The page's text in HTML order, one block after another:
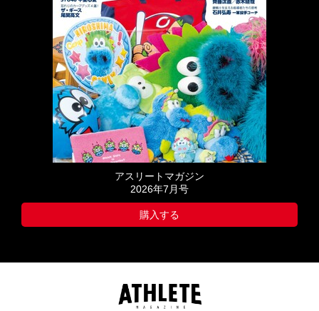
アスリートマガジン
2026年7月号
購入する